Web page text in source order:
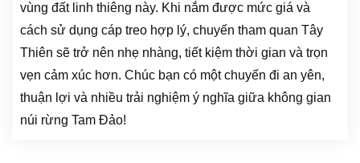
vùng đất linh thiêng này. Khi nắm được mức giá và
cách sử dụng cáp treo hợp lý, chuyến tham quan Tây
Thiên sẽ trở nên nhẹ nhàng, tiết kiệm thời gian và trọn
vẹn cảm xúc hơn. Chúc bạn có một chuyến đi an yên,
thuận lợi và nhiều trải nghiệm ý nghĩa giữa không gian
núi rừng Tam Đảo!